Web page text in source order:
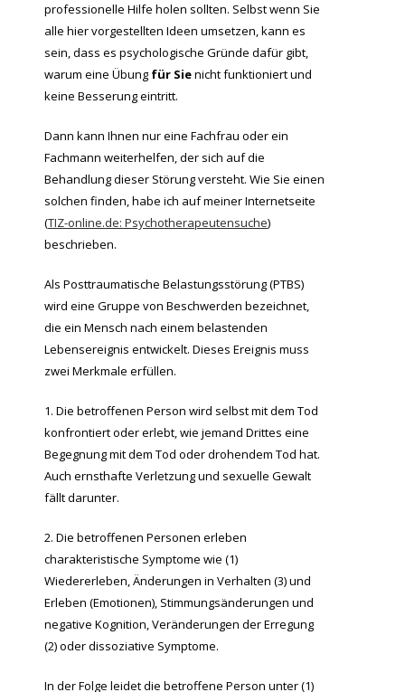
professionelle Hilfe holen sollten. Selbst wenn Sie
alle hier vorgestellten Ideen umsetzen, kann es
sein, dass es psychologische Gründe dafür gibt,
warum eine Übung für Sienicht funktioniert und
keine Besserung eintritt.
Dann kann Ihnen nur eine Fachfrau oder ein
Fachmann weiterhelfen, der sich auf die
Behandlung dieser Störung versteht. Wie Sie einen
solchen finden, habe ich auf meiner Internetseite
(TIZ-online.de: Psychotherapeutensuche)
beschrieben.
Als Posttraumatische Belastungsstörung (PTBS)
wird eine Gruppe von Beschwerden bezeichnet,
die ein Mensch nach einem belastenden
Lebensereignis entwickelt. Dieses Ereignis muss
zwei Merkmale erfüllen.
1. Die betroffenen Person wird selbst mit dem Tod
konfrontiert oder erlebt, wie jemand Drittes eine
Begegnung mit dem Tod oder drohendem Tod hat.
Auch ernsthafte Verletzung und sexuelle Gewalt
fällt darunter.
2. Die betroffenen Personen erleben
charakteristische Symptome wie (1)
Wiedererleben, Änderungen in Verhalten (3) und
Erleben (Emotionen), Stimmungsänderungen und
negative Kognition, Veränderungen der Erregung
(2) oder dissoziative Symptome.
In der Folge leidet die betroffene Person unter (1)